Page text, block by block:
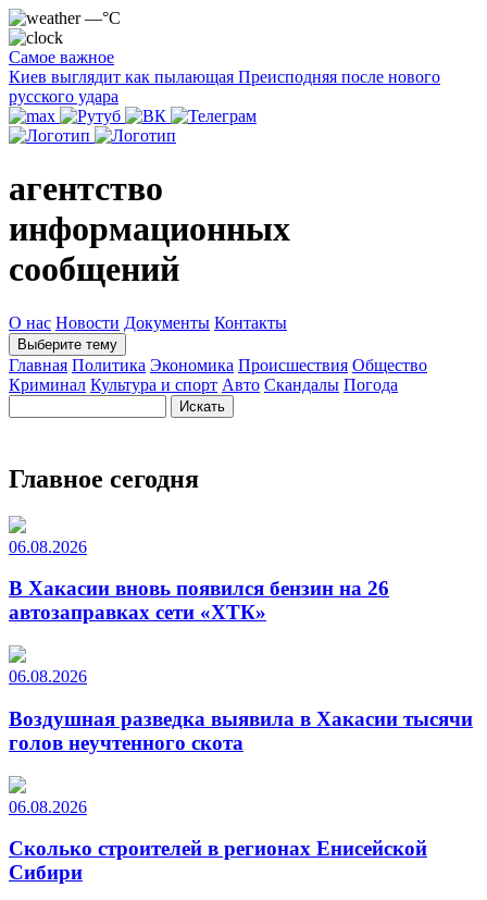
—°C
Самое важное
Киев выглядит как пылающая Преисподняя после нового
русского удара
агентство
информационных
сообщений
О нас Новости Документы Контакты
Выберите тему
Главная Политика Экономика Происшествия Общество
Криминал Культура и спорт Авто Скандалы Погода
Главное сегодня
06.08.2026
В Хакасии вновь появился бензин на 26
автозаправках сети «ХТК»
06.08.2026
Воздушная разведка выявила в Хакасии тысячи
голов неучтенного скота
06.08.2026
Сколько строителей в регионах Енисейской
Сибири